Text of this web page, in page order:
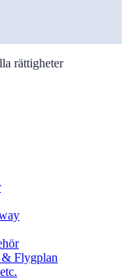
rättigheter
Flygplan